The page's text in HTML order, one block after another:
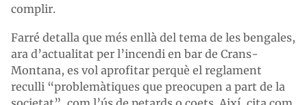
complir.
Farré detalla que més enllà del tema de les bengales,
ara d’actualitat per l’incendi en bar de Crans-
Montana, es vol aprofitar perquè el reglament
reculli “problemàtiques que preocupen a part de la